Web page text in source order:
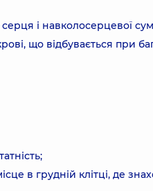
і навколосерцевої
що відбувається при
в грудній клітці, де